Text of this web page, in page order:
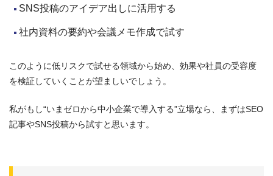
SNS投稿のアイデア出しに活用する
社内資料の要約や会議メモ作成で試す
このように低リスクで試せる領域から始め、効果や社員の受容度
を検証していくことが望ましいでしょう。
私がもし“いまゼロから中小企業で導入する”立場なら、まずはSEO
記事やSNS投稿から試すと思います。